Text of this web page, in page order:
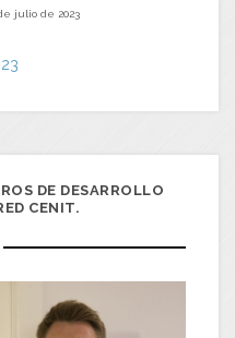
julio de 2023
DE DESARROLLO
CENIT.